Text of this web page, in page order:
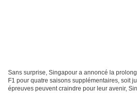
Sans surprise, Singapour a annoncé la
F1 pour quatre saisons supplémentaires, soit
épreuves peuvent craindre pour leur avenir,